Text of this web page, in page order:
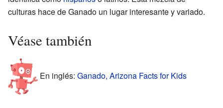
culturas hace de Ganado un lugar interesante y variado.
Véase también
En inglés: Ganado, Arizona Facts for Kids